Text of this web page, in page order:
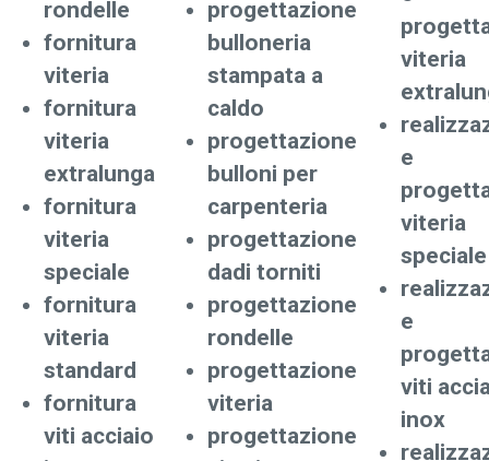
rondelle
fornitura
viteria
fornitura
viteria
extralunga
fornitura
viteria
speciale
fornitura
viteria
standard
fornitura
viti acciaio
progettazione
bulloneria
stampata a
caldo
progettazione
bulloni per
carpenteria
progettazione
dadi torniti
progettazione
rondelle
progettazione
viteria
progettazione
viteria
e
viteria
speciale
e
viti
inox